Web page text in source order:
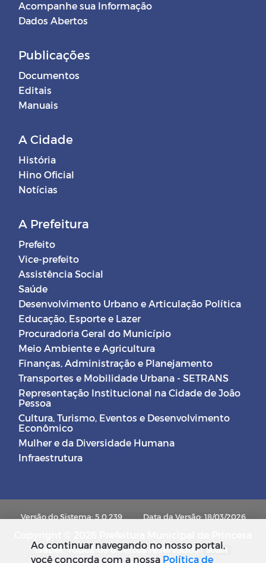
Acompanhe sua Informação
Dados Abertos
Publicações
Documentos
Editais
Manuais
A Cidade
História
Hino Oficial
Notícias
A Prefeitura
Prefeito
Vice-prefeito
Assistência Social
Saúde
Desenvolvimento Urbano e Articulação Política
Educação, Esporte e Lazer
Procuradoria Geral do Município
Meio Ambiente e Agricultura
Finanças, Administração e Planejamento
Transportes e Mobilidade Urbana - SETRANS
Representação Institucional na Cidade de João
Pessoa
Cultura, Turismo, Eventos e Desenvolvimento
Econômico
Mulher e da Diversidade Humana
Infraestrutura
Versão do Sistema: 5.0.239 Data da Versão: 18/03/2026
Isabel. Todos os direitos reservados. SUBIR
Ao continuar navegando no nosso portal,
você concorda com a nossa Política de